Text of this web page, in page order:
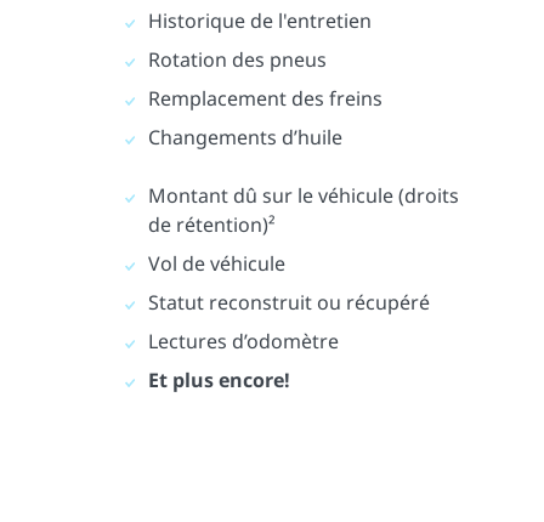
Historique de l'entretien
Rotation des pneus
Remplacement des freins
Changements d’huile
Montant dû sur le véhicule (droits
de rétention)²
Vol de véhicule
Statut reconstruit ou récupéré
Lectures d’odomètre
Et plus encore!